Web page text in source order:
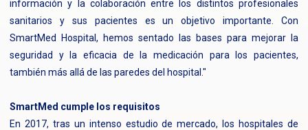
información y la colaboración entre los distintos profesionales
sanitarios y sus pacientes es un objetivo importante. Con
SmartMed Hospital, hemos sentado las bases para mejorar la
seguridad y la eficacia de la medicación para los pacientes,
también más allá de las paredes del hospital."
SmartMed cumple los requisitos
En 2017, tras un intenso estudio de mercado, los hospitales de